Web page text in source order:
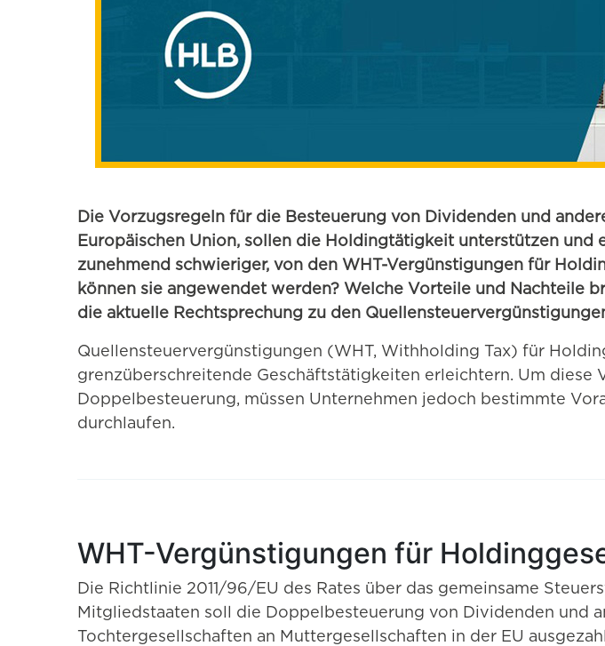
Die Vorzugsregeln für die Besteuerung von Dividenden und
Europäischen Union, sollen die Holdingtätigkeit unterstützen
zunehmend schwieriger, von den WHT-Vergünstigungen für
können sie angewendet werden? Welche Vorteile und Nachteile
die aktuelle Rechtsprechung zu den
Quellensteuervergünstigungen (WHT, Withholding Tax) für
grenzüberschreitende Geschäftstätigkeiten erleichtern. Um
Doppelbesteuerung, müssen Unternehmen jedoch bestimmte
durchlaufen.
WHT-Vergünstigungen für
Die Richtlinie 2011/96/EU des Rates über das gemeinsame
Mitgliedstaaten soll die Doppelbesteuerung von Dividenden und
Tochtergesellschaften an Muttergesellschaften in der EU